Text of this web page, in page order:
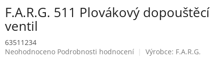
F.A.R.G. 511 Plovákový dopouštěcí
ventil
63511234
Průměrné
Neohodnoceno Podrobnosti hodnocení Výrobce: F.A.R.G.